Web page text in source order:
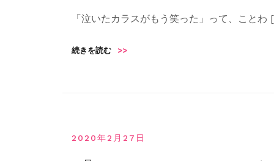
「泣いたカラスがもう笑った」って、こと
続きを読む >>
2020年2月27日